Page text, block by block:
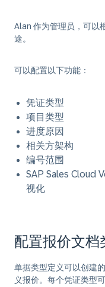
Alan 作为管理员，可以
途。
可以配置以下功能：
凭证类型
项目类型
进度原因
相关方架构
编号范围
SAP Sales Cloud
视化
配置报价文档
单据类型定义可以创建
义报价。每个凭证类型